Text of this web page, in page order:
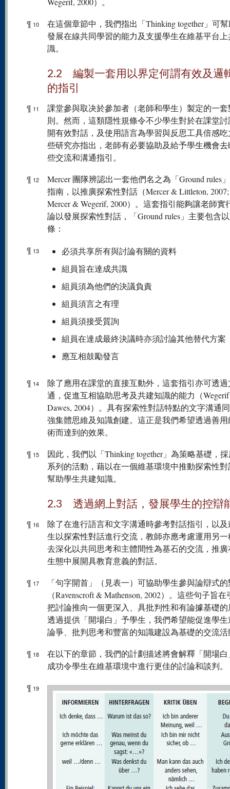
¶ 10
在這個章節中，我們指出「Thinking together」可
發展在線共同學習的能力及支援學生在維基平台
識。
2.2 編製一套用以界定何謂有效及邏
的指引
¶ 11
課堂參與取决於參加者（老師和學生）製定的一
則。然而，這類隱性規條令不少學生對於在課堂
開有效對話，及使用語言為學習與反思工具倍感
些研究亦指出，老師有必要協助及給予學生機會
些交流和溝通指引。
¶ 12
Mercer 團隊辨認出一套他們名之為「Ground rules
指南，以推廣探索性對話（Mercer & Littleton, 2007;
Mercer & Wegerif, 2000）。這套指引能夠讓老師實
論以發展探索性對話，「Ground rules」主要包含
條：
¶ 13
必須共享所有與討論有關的資料
組員旨在達成共識
組員須為他們的決議負責
組員須言之有理
組員須接受質詢
組員在達成最終決議時亦須討論其他替代方案
應互相鼓勵發言
¶ 14
除了應用在課堂的直接互動外，這套指引亦可透
通，促進互相協助思考及共建知識的能力（
Dawes, 2004）。具有探索性對話特點的文字溝通
強集體思維及知識創建。這正是我們希望透過善
術而達到的效果。
¶ 15
因此，我們以「Thinking together」為策略基礎，
系列的活動，藉以在一個維基環境中推動探索性
幫助學生共建知識。
2.3 透過網上對話，發展學生的控辯
¶ 16
除了在進行語言和文字溝通時參考對話指引，以
生以探索性對話進行交流，教師亦應考慮運用另
去深化以共同思考和主體間性為基石的交流，推
生態中展開具教育意義的對話。
¶ 17
「句字開首」（見表一）可協助學生參與論辯式
（Ravenscroft & Mathenson, 2002）。這些句子旨
把討論推向一個更深入、具批判性和有論據基礎
透過提供「開場白」予學生，我們希望能促進學
論爭、批判思考和豐富的知識建設為基礎的交流活
¶ 18
在以下的章節，我們的計劃描述將會解釋「開場
成功令學生在維基環境中進行更佳的討論和談判。
¶ 19